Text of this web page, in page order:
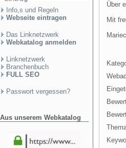
Info,s und Regeln
Webseite eintragen
Das Linknetzwerk
Webkatalog anmelden
Linknetzwerk
Branchenbuch
FULL SEO
Passwort vergessen?
Aus unserem Webkatalog
Über
Mit